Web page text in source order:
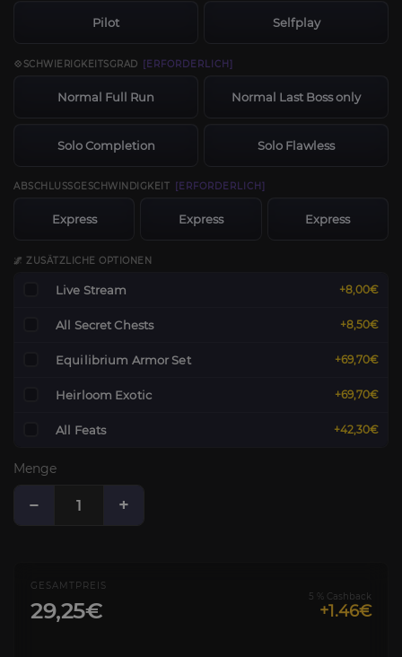
Pilot Selfplay
💠SCHWIERIGKEITSGRAD [ERFORDERLICH]
Normal Full Run Normal Last Boss only
Solo Completion Solo Flawless
ABSCHLUSSGESCHWINDIGKEIT [ERFORDERLICH]
Express Express Express
🌌 ZUSÄTZLICHE OPTIONEN
Live Stream +8,00€
All Secret Chests +8,50€
Equilibrium Armor Set +69,70€
Heirloom Exotic +69,70€
All Feats +42,30€
Menge
− +
GESAMTPREIS
29,25€
5 % Cashback
+1.46€